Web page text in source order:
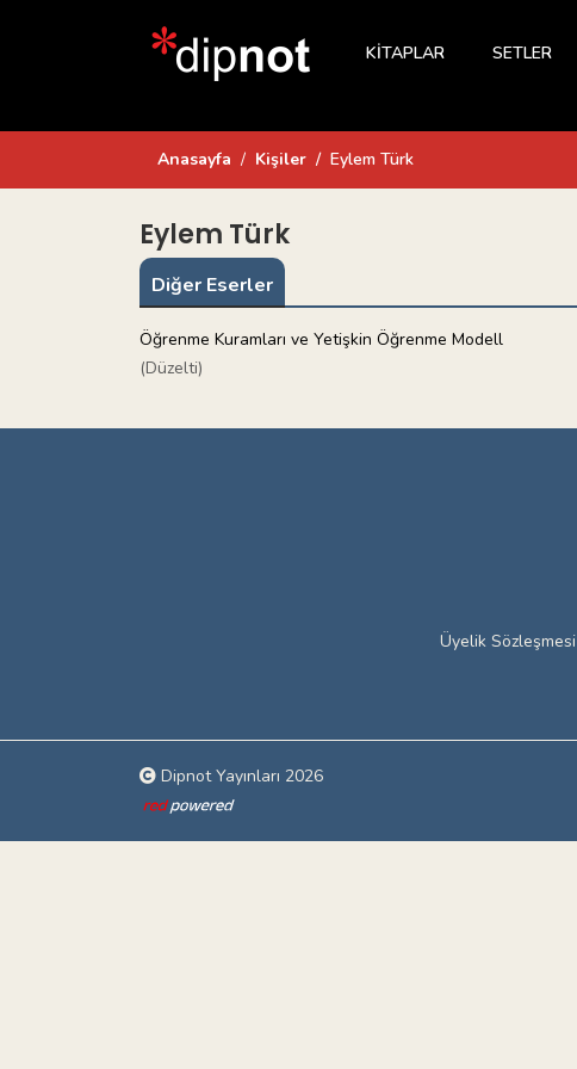
KİTAPLAR SETLER
Anasayfa Kişiler Eylem Türk
Eylem Türk
Diğer Eserler
Öğrenme Kuramları ve Yetişkin Öğrenme Modell
(Düzelti)
Üyelik Sözleşmesi
Dipnot Yayınları 2026